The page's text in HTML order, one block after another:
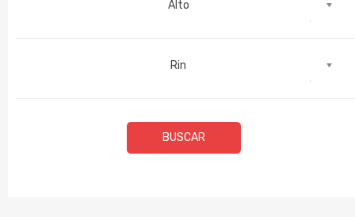
Alto
Rin
BUSCAR